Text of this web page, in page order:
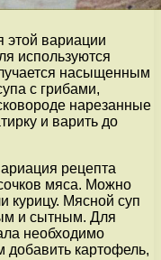
этой вариации
используются
насыщенным
с грибами,
нарезанные
и варить до
рецепта
мяса. Можно
курицу. Мясной суп
и сытным. Для
необходимо
добавить картофель,